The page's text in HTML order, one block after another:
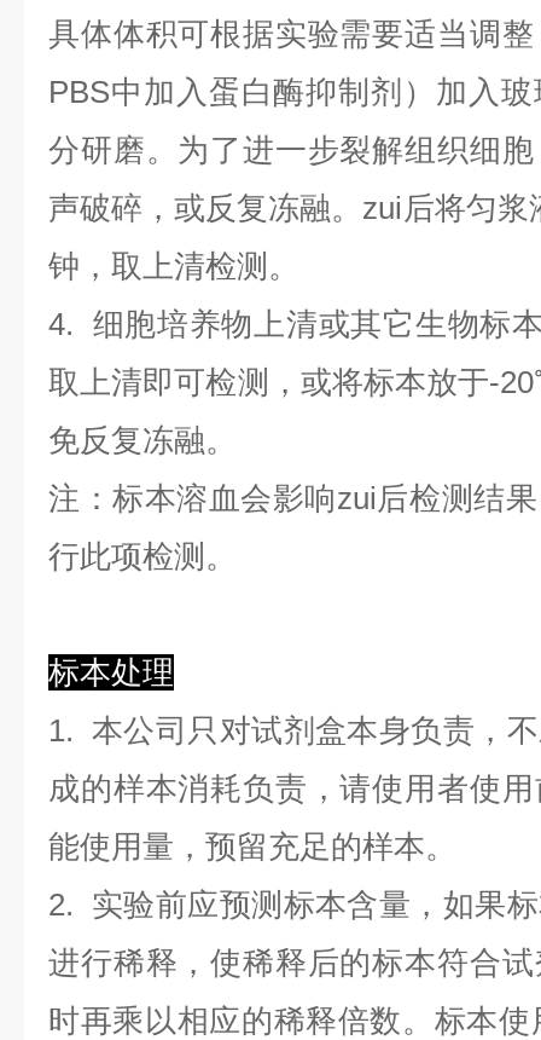
具体体积可根据实验需要适当调
PBS中加入蛋白酶抑制剂）加入
分研磨。为了进一步裂解组织细
声破碎，或反复冻融。zui后将匀浆
钟，取上清检测。
4. 细胞培养物上清或其它生物标
取上清即可检测，或将标本放于-
免反复冻融。
注：标本溶血会影响zui后检测结
行此项检测。
标本处理
1. 本公司只对试剂盒本身负责，
成的样本消耗负责，请使用者使
能使用量，预留充足的样本。
2. 实验前应预测标本含量，如果
进行稀释，使稀释后的标本符合
时再乘以相应的稀释倍数。标本